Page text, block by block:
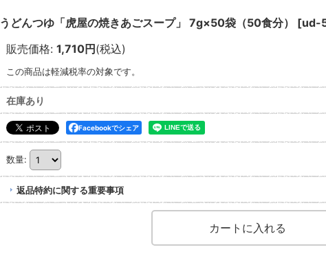
うどんつゆ「虎屋の焼きあごスープ」 7g×50袋（50食分） [ud-
販売価格: 1,710円 (税込)
この商品は軽減税率の対象です。
在庫あり
Facebookでシェア
数量:
返品特約に関する重要事項